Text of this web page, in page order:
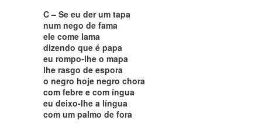
C – Se eu der um tapa
num nego de fama
ele come lama
dizendo que é papa
eu rompo-lhe o mapa
lhe rasgo de espora
o negro hoje negro chora
com febre e com íngua
eu deixo-lhe a língua
com um palmo de fora